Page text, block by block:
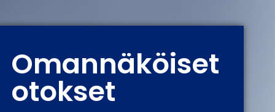
Omannäköiset
otokset